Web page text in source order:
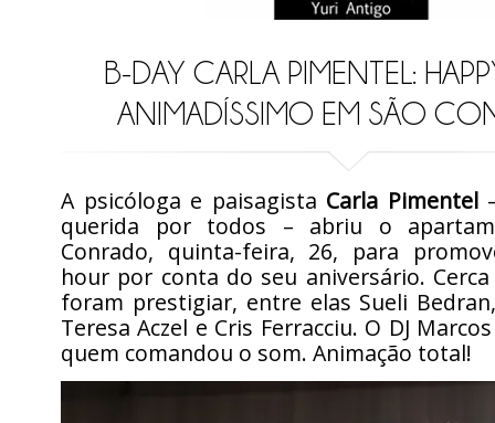
B-DAY CARLA PIMENTEL:
ANIMADÍSSIMO EM SÃO
A psicóloga e paisagista Carla Pimentel
querida por todos – abriu o
Conrado, quinta-feira, 26, para
hour por conta do seu aniversário.
foram prestigiar, entre elas Sueli
Teresa Aczel e Cris Ferracciu. O DJ
quem comandou o som. Animação total!